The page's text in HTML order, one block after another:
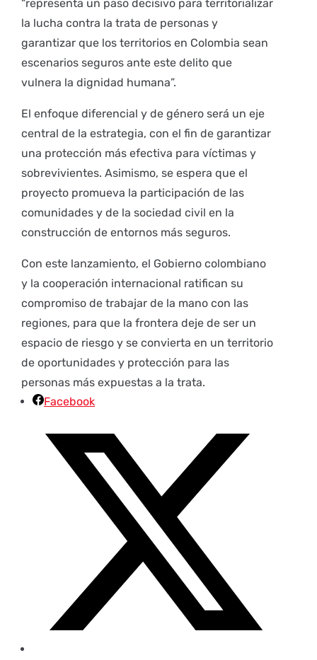
“representa un paso decisivo para territorializar
la lucha contra la trata de personas y
garantizar que los territorios en Colombia sean
escenarios seguros ante este delito que
vulnera la dignidad humana”.
El enfoque diferencial y de género será un eje
central de la estrategia, con el fin de garantizar
una protección más efectiva para víctimas y
sobrevivientes. Asimismo, se espera que el
proyecto promueva la participación de las
comunidades y de la sociedad civil en la
construcción de entornos más seguros.
Con este lanzamiento, el Gobierno colombiano
y la cooperación internacional ratifican su
compromiso de trabajar de la mano con las
regiones, para que la frontera deje de ser un
espacio de riesgo y se convierta en un territorio
de oportunidades y protección para las
personas más expuestas a la trata.
Facebook